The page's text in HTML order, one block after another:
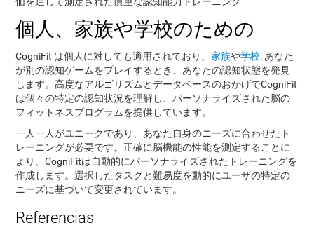
個人、家族や学校のための
CogniFit は個人に対しても適用されており、家族や学校: あなた
が別の認知ゲームをプレイするとき、あなたの認知状態を発見
します。高度なアルゴリズムとデータベースのおかげでCogniFit
は個々の特定の認知状況を理解し、パーソナライズされた脳の
フィットネスプログラムを提供しています。
一人一人がユニークであり、あなた自身のニーズに合わせたト
レーニングが必要です。正確に脳機能の性能を測定することに
より、CogniFitは自動的にパーソナライズされたトレーニングを
作成します。選択したタスクと難易度を動的にユーザの特定の
ニーズに基づいて変更されています。
Referencias